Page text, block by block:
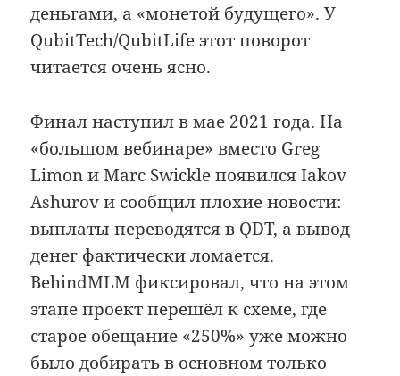
деньгами, а «монетой будущего». У
QubitTech/QubitLife этот поворот
читается очень ясно.
Финал наступил в мае 2021 года. На
«большом вебинаре» вместо Greg
Limon и Marc Swickle появился Iakov
Ashurov и сообщил плохие новости:
выплаты переводятся в QDT, а вывод
денег фактически ломается.
BehindMLM фиксировал, что на этом
этапе проект перешёл к схеме, где
старое обещание «250%» уже можно
было добирать в основном только